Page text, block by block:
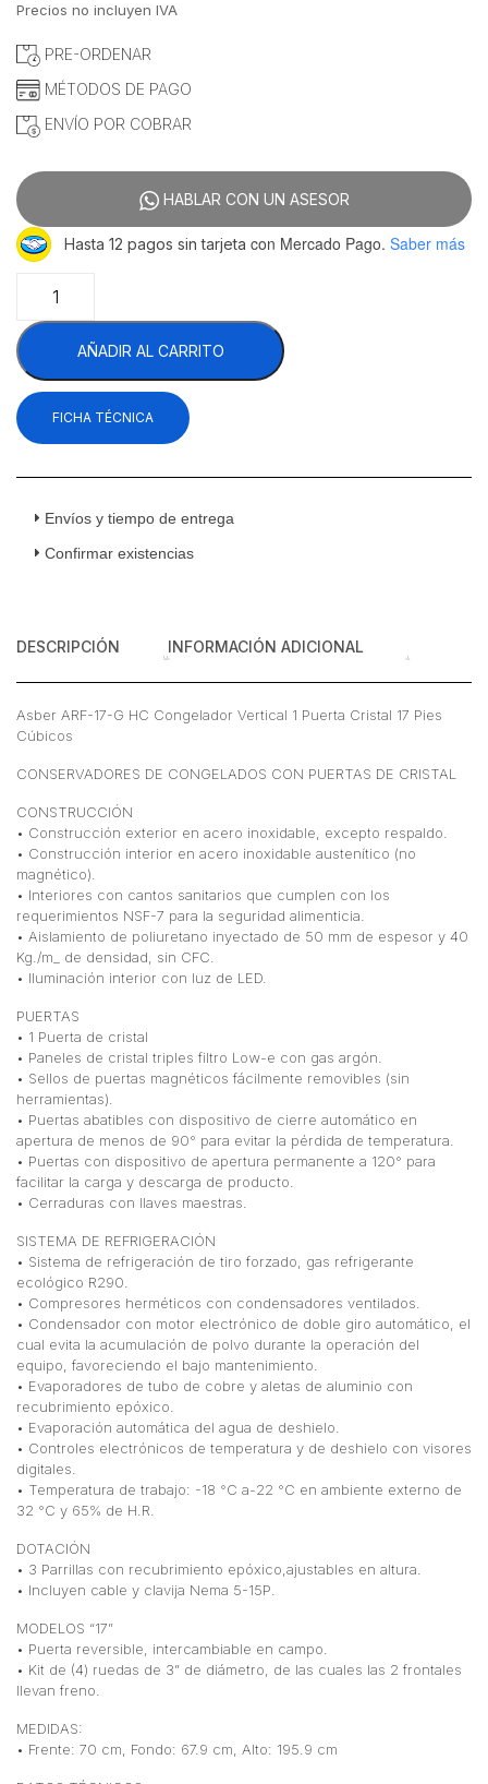
Precios no incluyen IVA
PRE-ORDENAR
MÉTODOS DE PAGO
ENVÍO POR COBRAR
HABLAR CON UN ASESOR
Hasta 12 pagos sin tarjeta con Mercado Pago. Saber más
17-
G
HC
Congelador
Vertical
Cúbicos
AÑADIR AL CARRITO
FICHA TÉCNICA
Envíos y tiempo de entrega
Confirmar existencias
DESCRIPCIÓN INFORMACIÓN ADICIONAL
Asber ARF-17-G HC Congelador Vertical 1 Puerta Cristal 17 Pies
Cúbicos
CONSERVADORES DE CONGELADOS CON PUERTAS DE CRISTAL
CONSTRUCCIÓN
• Construcción exterior en acero inoxidable, excepto respaldo.
• Construcción interior en acero inoxidable austenítico (no
magnético).
• Interiores con cantos sanitarios que cumplen con los
requerimientos NSF-7 para la seguridad alimenticia.
• Aislamiento de poliuretano inyectado de 50 mm de espesor y 40
Kg./m_ de densidad, sin CFC.
• Iluminación interior con luz de LED.
PUERTAS
• 1 Puerta de cristal
• Paneles de cristal triples filtro Low-e con gas argón.
• Sellos de puertas magnéticos fácilmente removibles (sin
herramientas).
• Puertas abatibles con dispositivo de cierre automático en
apertura de menos de 90° para evitar la pérdida de temperatura.
• Puertas con dispositivo de apertura permanente a 120° para
facilitar la carga y descarga de producto.
• Cerraduras con llaves maestras.
SISTEMA DE REFRIGERACIÓN
• Sistema de refrigeración de tiro forzado, gas refrigerante
ecológico R290.
• Compresores herméticos con condensadores ventilados.
• Condensador con motor electrónico de doble giro automático, el
cual evita la acumulación de polvo durante la operación del
equipo, favoreciendo el bajo mantenimiento.
• Evaporadores de tubo de cobre y aletas de aluminio con
recubrimiento epóxico.
• Evaporación automática del agua de deshielo.
• Controles electrónicos de temperatura y de deshielo con visores
digitales.
• Temperatura de trabajo: -18 °C a-22 °C en ambiente externo de
32 °C y 65% de H.R.
DOTACIÓN
• 3 Parrillas con recubrimiento epóxico,ajustables en altura.
• Incluyen cable y clavija Nema 5-15P.
MODELOS “17”
• Puerta reversible, intercambiable en campo.
• Kit de (4) ruedas de 3” de diámetro, de las cuales las 2 frontales
llevan freno.
MEDIDAS:
• Frente: 70 cm, Fondo: 67.9 cm, Alto: 195.9 cm